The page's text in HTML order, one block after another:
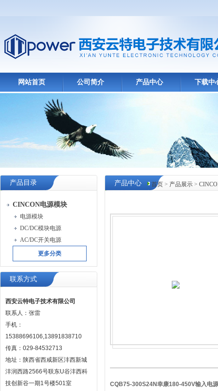
网站首页 公司简介 产品中心 下载中
产品目录
CINCON电源模块
电源模块
DC/DC模块电源
AC/DC开关电源
更多分类
联系方式
西安云特电子技术有限公司
联系人：张雷
手机：
15388696106,13891838710
传真：029-84532713
地址：陕西省西咸新区沣西新城
沣润西路2566号联东U谷沣西科
技创新谷一期1号楼501室
首页 > 产品展示 >
产品中心
CQB75-300S24N幸康180-450V输入电